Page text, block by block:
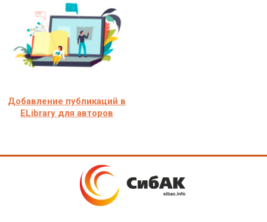
Добавление публикаций в
ELibrary для авторов